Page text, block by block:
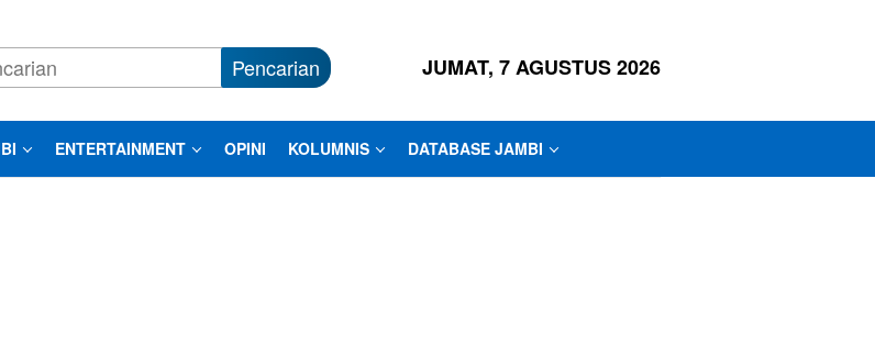
Pencarian JUMAT, 7 AGUSTUS 2026
ENTERTAINMENT OPINI KOLUMNIS DATABASE JAMBI